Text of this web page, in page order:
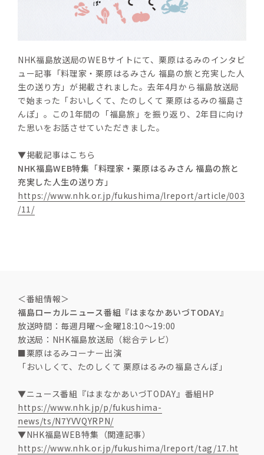
NHK福島放送局のWEBサイトにて、栗原はるみのインタビ
ュー記事「料理家・栗原はるみさん 福島の旅と充実した人
生の送り方」が掲載されました。去年4月から福島放送局
で始まった「おいしくて、たのしくて 栗原はるみの福島さ
んぽ」。この1年間の「福島旅」を振り返り、2年目に向け
た思いをお話させていただきました。
▼掲載記事はこちら
NHK福島WEB特集「料理家・栗原はるみさん 福島の旅と
充実した人生の送り方」
https://www.nhk.or.jp/fukushima/lreport/article/003
/11/
＜番組情報＞
福島ローカルニュース番組『はまなかあいづTODAY』
放送時間：毎週月曜～金曜18:10～19:00
放送局：NHK福島放送局（総合テレビ）
■栗原はるみコーナー出演
「おいしくて、たのしくて 栗原はるみの福島さんぽ」
▼ニュース番組『はまなかあいづTODAY』番組HP
https://www.nhk.jp/p/fukushima-
news/ts/N7YVVQYRPN/
▼NHK福島WEB特集（関連記事）
https://www.nhk.or.jp/fukushima/lreport/tag/17.ht